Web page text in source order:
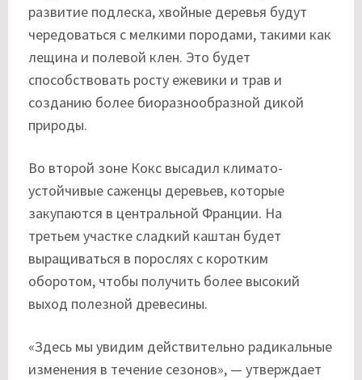
развитие подлеска, хвойные деревья будут
чередоваться с мелкими породами, такими как
лещина и полевой клен. Это будет
способствовать росту ежевики и трав и
созданию более биоразнообразной дикой
природы.
Во второй зоне Кокс высадил климато-
устойчивые саженцы деревьев, которые
закупаются в центральной Франции. На
третьем участке сладкий каштан будет
выращиваться в порослях с коротким
оборотом, чтобы получить более высокий
выход полезной древесины.
«Здесь мы увидим действительно радикальные
изменения в течение сезонов», — утверждает